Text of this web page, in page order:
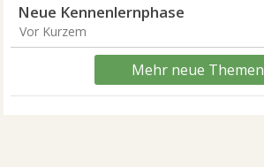
Neue Kennenlernphase
Vor Kurzem
Mehr neue Themen